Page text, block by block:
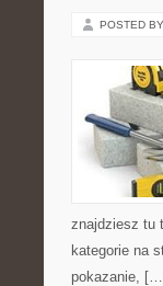
POSTED
znajdziesz tu
kategorie na
pokazanie,